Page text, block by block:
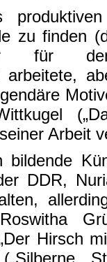
zu finden
für den
arbeitete,
Arbeit
bildende
DDR,
Hirsch